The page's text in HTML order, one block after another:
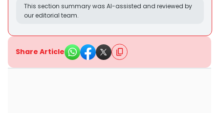
This section summary was AI-assisted and reviewed by
our editorial team.
Share Article